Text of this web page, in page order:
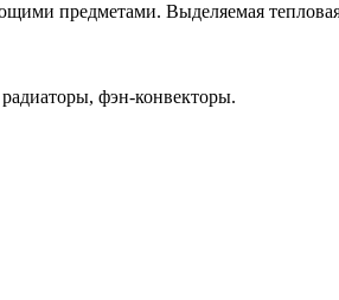
предметами. Выделяемая
фэн-конвекторы.